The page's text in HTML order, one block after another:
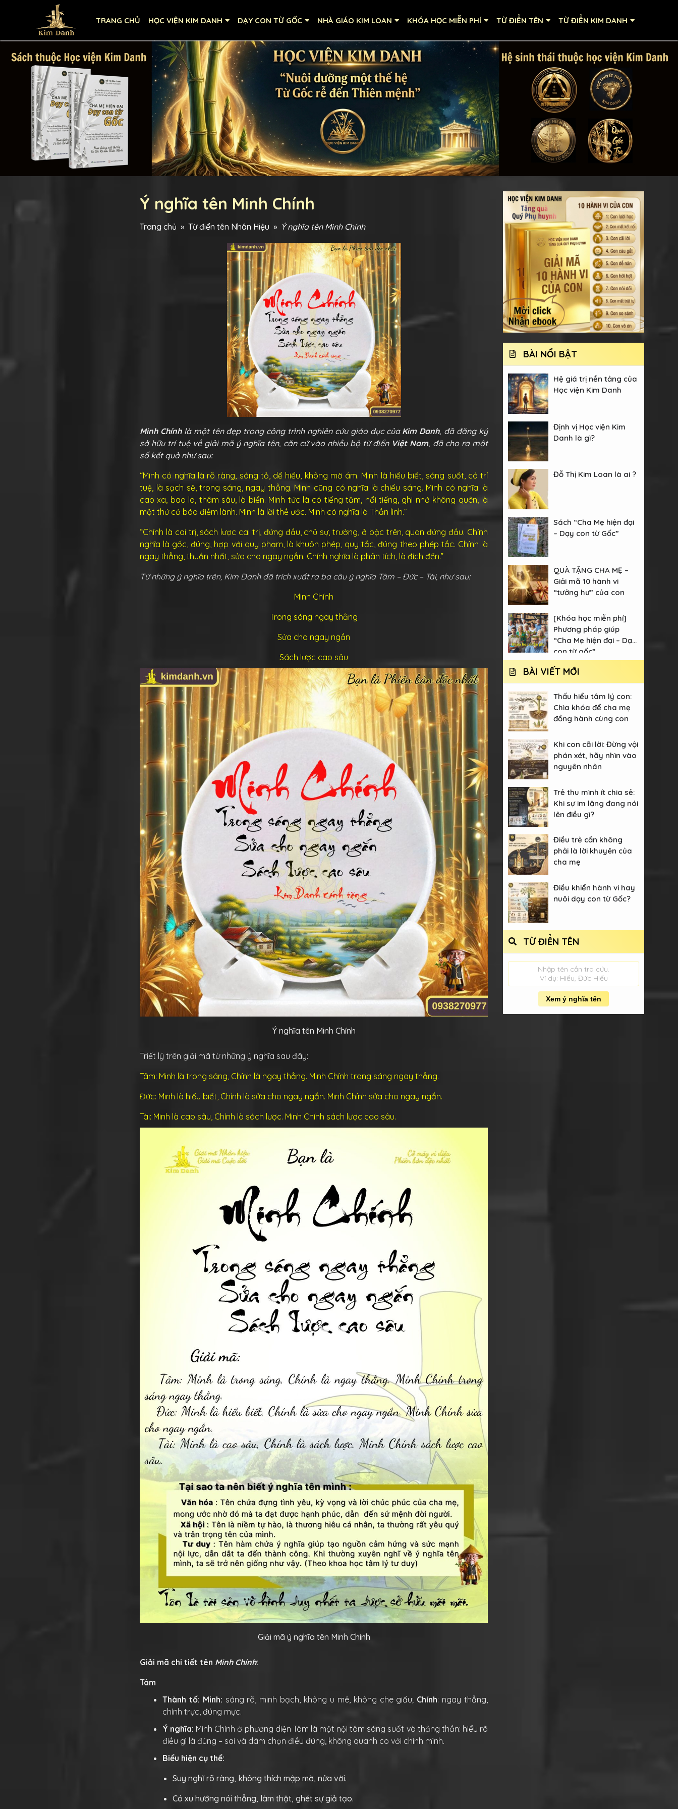
TRANG CHỦ HỌC VIỆN KIM DANH DẠY CON TỪ GỐC NHÀ GIÁO KIM LOAN KHÓA HỌC MIỄN PHÍ TỪ ĐIỂN TÊN TỪ ĐIỂN KIM DANH
Ý nghĩa tên Minh Chính
Trang chủ » Từ điển tên Nhân Hiệu » Ý nghĩa tên Minh Chính
Minh Chính là một tên đẹp trong công trình nghiên cứu giáo dục của Kim Danh, đã đăng ký
sở hữu trí tuệ về giải mã ý nghĩa tên, căn cứ vào nhiều bộ từ điển Việt Nam, đã cho ra một
số kết quả như sau:
“Minh có nghĩa là rõ ràng, sáng tỏ, dể hiểu, không mờ ám. Minh là hiểu biết, sáng suốt, có trí
tuệ, là sạch sẽ, trong sáng, ngay thẳng. Minh cũng có nghĩa là chiếu sáng. Minh có nghĩa là
cao xa, bao la, thâm sâu, là biển. Minh tức là có tiếng tăm, nổi tiếng, ghi nhớ không quên, là
một thứ cỏ báo điềm lành. Minh là lời thề ước. Minh có nghĩa là Thần linh.”
“Chính là cai trị, sách lược cai trị, đứng đầu, chủ sự, trưởng, ở bậc trên, quan đứng đầu. Chính
nghĩa là gốc, đúng, hợp với quy phạm, là khuôn phép, quy tắc, đúng theo phép tắc. Chính là
ngay thẳng, thuần nhất, sửa cho ngay ngắn. Chính nghĩa là phân tích, là đích đến.”
Từ những ý nghĩa trên, Kim Danh đã trích xuất ra ba câu ý nghĩa Tâm – Đức – Tài, như sau:
Minh Chính
Trong sáng ngay thẳng
Sửa cho ngay ngắn
Sách lược cao sâu
Ý nghĩa tên Minh Chính
Triết lý trên giải mã từ những ý nghĩa sau đây:
Tâm: Minh là trong sáng, Chính là ngay thẳng. Minh Chính trong sáng ngay thẳng.
Đức: Minh là hiểu biết, Chính là sửa cho ngay ngắn. Minh Chính sửa cho ngay ngắn.
Tài: Minh là cao sâu, Chính là sách lược. Minh Chính sách lược cao sâu.
Giải mã ý nghĩa tên Minh Chính
Giải mã chi tiết tên Minh Chính:
Tâm
Thành tố: Minh: sáng rõ, minh bạch, không u mê, không che giấu; Chính: ngay thẳng,
chính trực, đúng mực.
Ý nghĩa: Minh Chính ở phương diện Tâm là một nội tâm sáng suốt và thẳng thắn: hiểu rõ
điều gì là đúng – sai và dám chọn điều đúng, không quanh co với chính mình.
Biểu hiện cụ thể:
Suy nghĩ rõ ràng, không thích mập mờ, nửa vời.
Có xu hướng nói thẳng, làm thật, ghét sự giả tạo.
BÀI NỔI BẬT
Hệ giá trị nền tảng của
Học viện Kim Danh
Định vị Học viện Kim
Danh là gì?
Đỗ Thị Kim Loan là ai ?
Sách “Cha Mẹ hiện đại
– Dạy con từ Gốc”
QUÀ TẶNG CHA MẸ –
Giải mã 10 hành vi
“tưởng hư” của con
[Khóa học miễn phí]
Phương pháp giúp
“Cha Mẹ hiện đại – Dạy
con từ gốc”
BÀI VIẾT MỚI
Thấu hiểu tâm lý con:
Chìa khóa để cha mẹ
đồng hành cùng con
Khi con cãi lời: Đừng vội
phán xét, hãy nhìn vào
nguyên nhân
Trẻ thu mình ít chia sẻ:
Khi sự im lặng đang nói
lên điều gì?
Điều trẻ cần không
phải là lời khuyên của
cha mẹ
Điều khiển hành vi hay
nuôi dạy con từ Gốc?
TỪ ĐIỂN TÊN
Nhập tên cần tra cứu.
Ví dụ: Hiếu, Đức Hiếu
Xem ý nghĩa tên